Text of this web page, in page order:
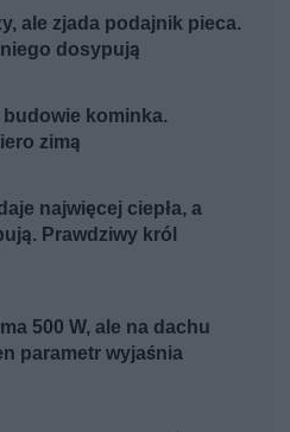
ale zjada podajnik pieca.
dosypują
budowie kominka.
zimą
najwięcej ciepła, a
Prawdziwy król
500 W, ale na dachu
parametr wyjaśnia